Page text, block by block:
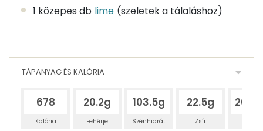
1 közepes db lime (szeletek a tálaláshoz)
TÁPANYAG ÉS KALÓRIA
678
Kalória
20.2g
Fehérje
103.5g
Szénhidrát
22.5g
Zsír